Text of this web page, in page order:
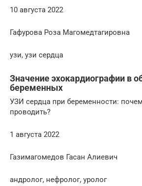
10 августа 2022
Гафурова Роза Магомедтагировна
узи, узи сердца
Значение эхокардиографии в
беременных
УЗИ сердца при беременности:
проводить?
1 августа 2022
Газимагомедов Гасан Алиевич
андролог, нефролог, уролог